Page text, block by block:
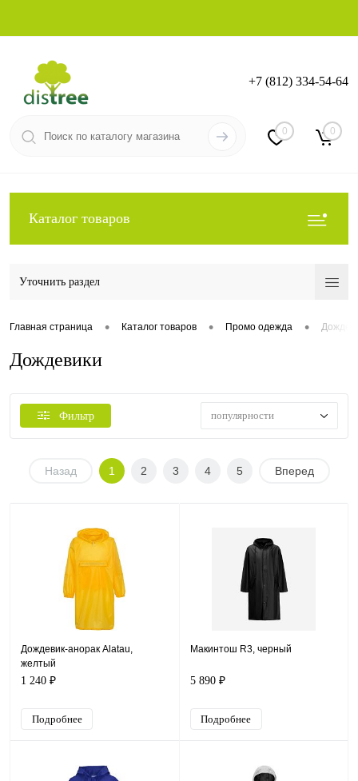
Вход Регистрация
+7 (812) 334-54-64
0 0
Каталог товаров
Уточнить раздел
Главная страница • Каталог товаров • Промо одежда •
Дождевики
Фильтр популярности
Назад 1 2 3 4 5 Вперед
Дождевик-анорак Alatau,
желтый
1 240 ₽
Подробнее
Макинтош R3, черный
5 890 ₽
Подробнее